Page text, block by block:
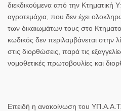
διεκδικούμενα από την Κτηματική
αγροτεμάχια, που δεν έχει
των δικαιωμάτων τους στο
κωδικός δεν περιλαμβάνεται στην
στις διορθώσεις, παρά τις
νομοθετικές πρωτοβουλίες και
Επειδή η ανακοίνωση του